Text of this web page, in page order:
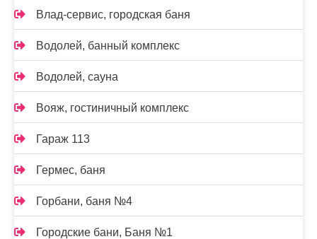
Влад-сервис, городская баня
Водолей, банный комплекс
Водолей, сауна
Вояж, гостиничный комплекс
Гараж 113
Гермес, баня
Горбани, баня №4
Городские бани, Баня №1